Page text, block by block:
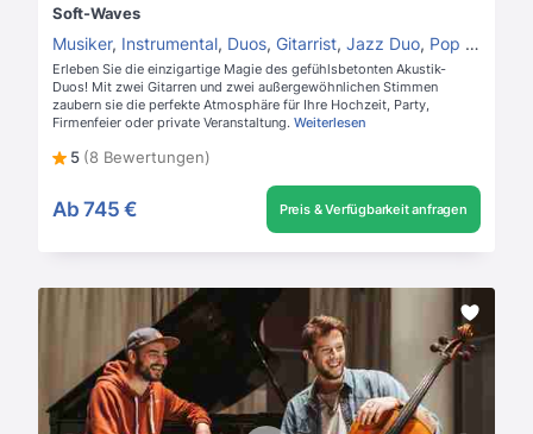
Soft-Waves
Musiker, Instrumental, Duos, Gitarrist, Jazz Duo, Pop Duo
Erleben Sie die einzigartige Magie des gefühlsbetonten Akustik-
Duos! Mit zwei Gitarren und zwei außergewöhnlichen Stimmen
zaubern sie die perfekte Atmosphäre für Ihre Hochzeit, Party,
Firmenfeier oder private Veranstaltung. Weiterlesen
5 (8 Bewertungen)
Ab 745 € Preis & Verfügbarkeit anfragen